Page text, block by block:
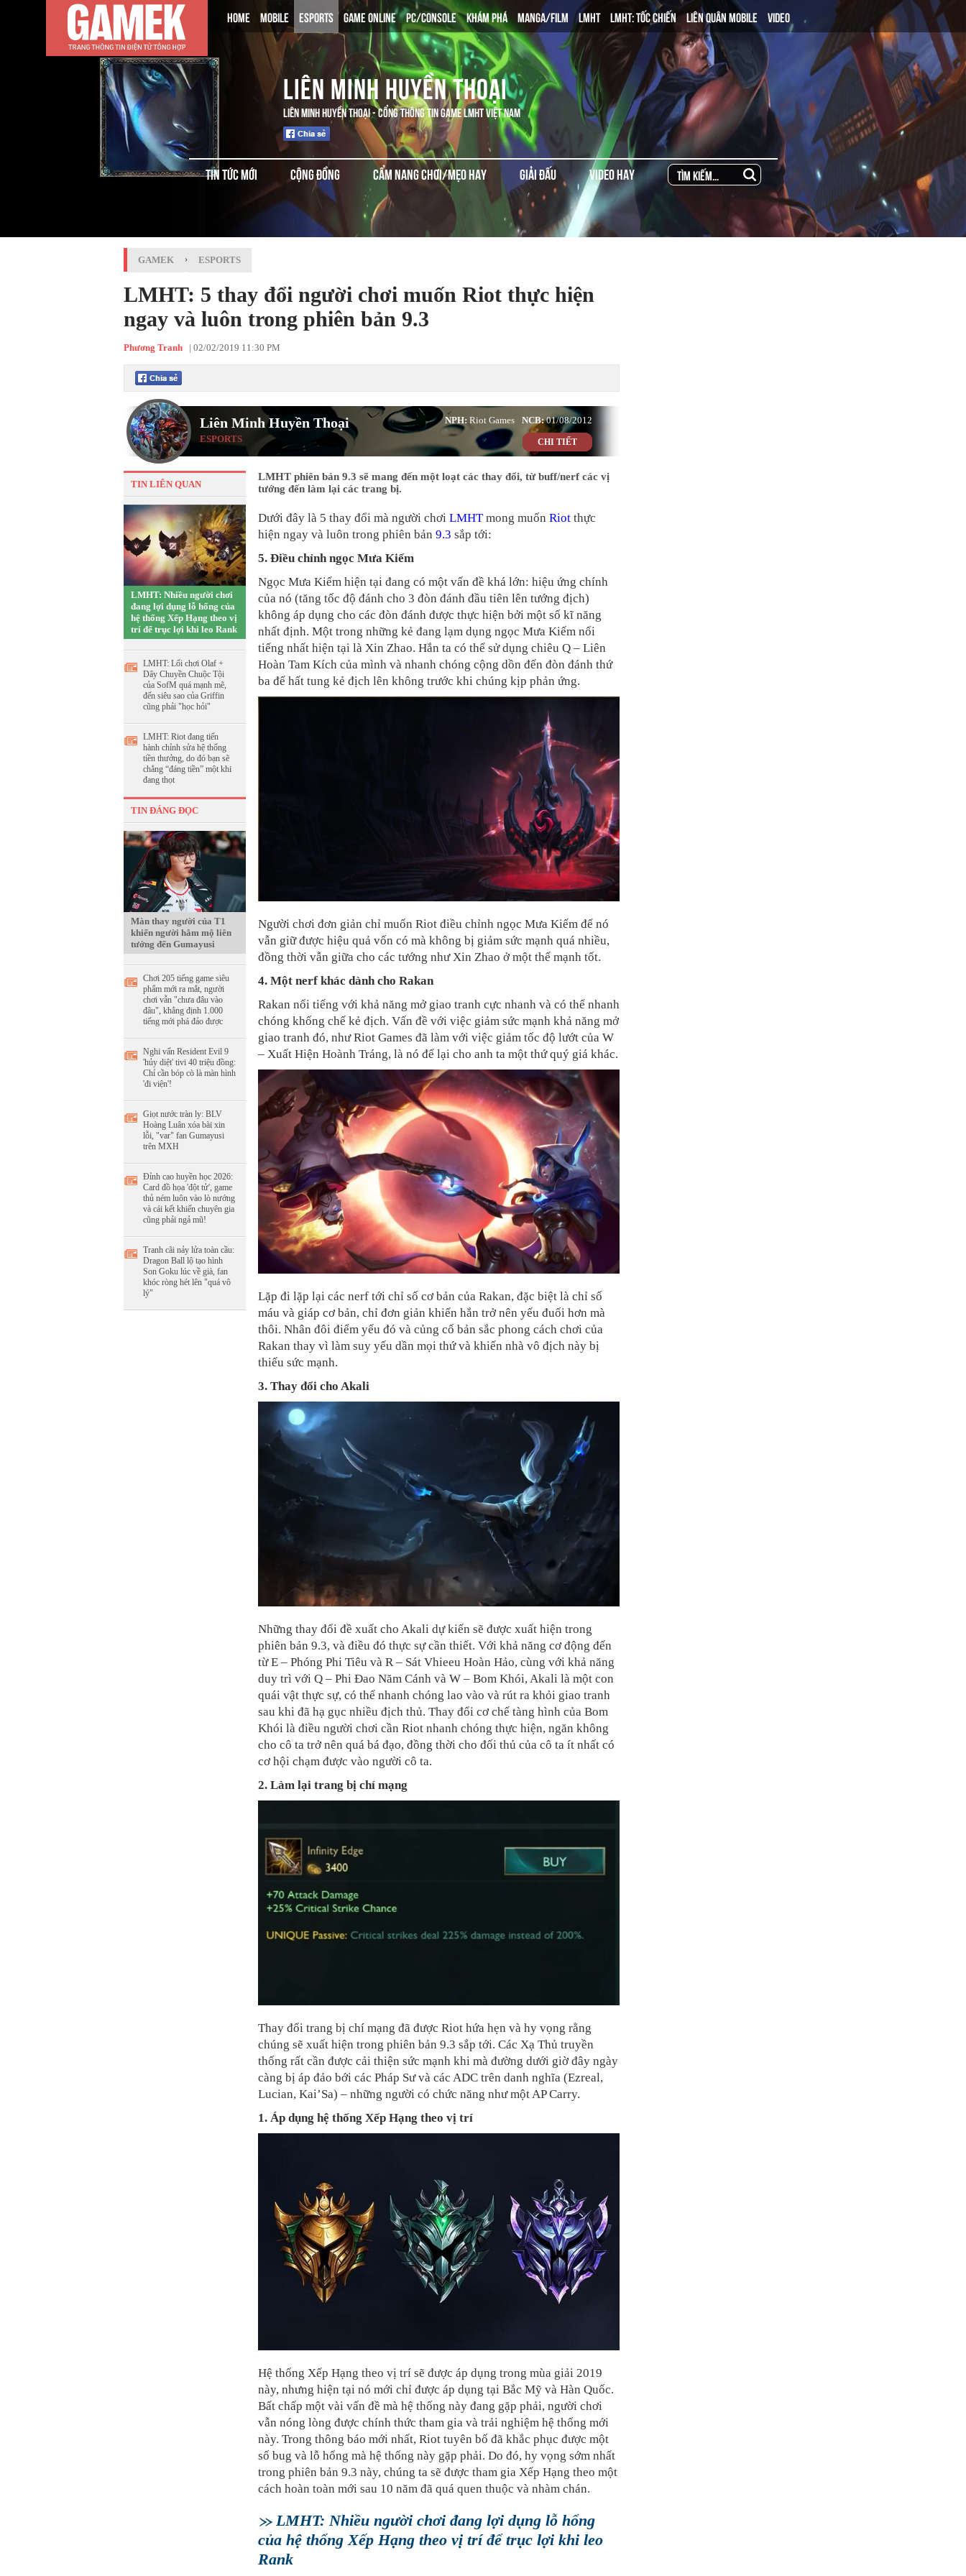
HOME MOBILE ESPORTS GAME ONLINE PC/CONSOLE KHÁM PHÁ MANGA/FILM LMHT LMHT: TỐC CHIẾN LIÊN QUÂN MOBILE VIDEO
LIÊN MINH HUYỀN THOẠI
LIÊN MINH HUYỀN THOẠI - CỔNG THÔNG TIN GAME LMHT VIỆT NAM
TIN TỨC MỚI CỘNG ĐỒNG CẨM NANG CHƠI/MẸO HAY GIẢI ĐẤU VIDEO HAY
GAMEK › ESPORTS
LMHT: 5 thay đổi người chơi muốn Riot thực hiện
ngay và luôn trong phiên bản 9.3
Phương Tranh | 02/02/2019 11:30 PM
Liên Minh Huyền Thoại
ESPORTS
01/08/2012
NCB:
Riot Games
NPH:
CHI TIẾT
TIN LIÊN QUAN
LMHT: Nhiều người chơi
đang lợi dụng lỗ hổng của
hệ thống Xếp Hạng theo vị
trí để trục lợi khi leo Rank
LMHT: Lối chơi Olaf +
Dây Chuyền Chuộc Tội
của SofM quá mạnh mẽ,
đến siêu sao của Griffin
cũng phải "học hỏi"
LMHT: Riot đang tiến
hành chỉnh sửa hệ thống
tiền thưởng, do đó bạn sẽ
chẳng “đáng tiền” một khi
đang thọt
TIN ĐÁNG ĐỌC
Màn thay người của T1
khiến người hâm mộ liên
tưởng đến Gumayusi
Chơi 205 tiếng game siêu
phẩm mới ra mắt, người
chơi vẫn "chưa đâu vào
đâu", khẳng định 1.000
tiếng mới phá đảo được
Nghi vấn Resident Evil 9
'hủy diệt' tivi 40 triệu đồng:
Chỉ cần bóp cò là màn hình
'đi viện'!
Giọt nước tràn ly: BLV
Hoàng Luân xóa bài xin
lỗi, "var" fan Gumayusi
trên MXH
Đỉnh cao huyền học 2026:
Card đồ họa 'đột tử', game
thủ ném luôn vào lò nướng
và cái kết khiến chuyên gia
cũng phải ngả mũ!
Tranh cãi nảy lửa toàn cầu:
Dragon Ball lộ tạo hình
Son Goku lúc về già, fan
khóc ròng hét lên "quá vô
lý"
LMHT phiên bản 9.3 sẽ mang đến một loạt các thay đổi, từ buff/nerf các vị
tướng đến làm lại các trang bị.
Dưới đây là 5 thay đổi mà người chơi LMHTmong muốn Riot thực
hiện ngay và luôn trong phiên bản 9.3 sắp tới:
5. Điều chỉnh ngọc Mưa Kiếm
Ngọc Mưa Kiếm hiện tại đang có một vấn đề khá lớn: hiệu ứng chính
của nó (tăng tốc độ đánh cho 3 đòn đánh đầu tiên lên tướng địch)
không áp dụng cho các đòn đánh được thực hiện bởi một số kĩ năng
nhất định. Một trong những kẻ đang lạm dụng ngọc Mưa Kiếm nổi
tiếng nhất hiện tại là Xin Zhao. Hắn ta có thể sử dụng chiêu Q – Liên
Hoàn Tam Kích của mình và nhanh chóng cộng dồn đến đòn đánh thứ
ba để hất tung kẻ địch lên không trước khi chúng kịp phản ứng.
Người chơi đơn giản chỉ muốn Riot điều chỉnh ngọc Mưa Kiếm để nó
vẫn giữ được hiệu quả vốn có mà không bị giảm sức mạnh quá nhiều,
đồng thời vẫn giữa cho các tướng như Xin Zhao ở một thế mạnh tốt.
4. Một nerf khác dành cho Rakan
Rakan nổi tiếng với khả năng mở giao tranh cực nhanh và có thể nhanh
chóng khống chế kẻ địch. Vấn đề với việc giảm sức mạnh khả năng mở
giao tranh đó, như Riot Games đã làm với việc giảm tốc độ lướt của W
– Xuất Hiện Hoành Tráng, là nó để lại cho anh ta một thứ quý giá khác.
Lặp đi lặp lại các nerf tới chỉ số cơ bản của Rakan, đặc biệt là chỉ số
máu và giáp cơ bản, chỉ đơn giản khiến hắn trở nên yếu đuối hơn mà
thôi. Nhân đôi điểm yếu đó và củng cố bản sắc phong cách chơi của
Rakan thay vì làm suy yếu dần mọi thứ và khiến nhà vô địch này bị
thiếu sức mạnh.
3. Thay đổi cho Akali
Những thay đổi đề xuất cho Akali dự kiến sẽ được xuất hiện trong
phiên bản 9.3, và điều đó thực sự cần thiết. Với khả năng cơ động đến
từ E – Phóng Phi Tiêu và R – Sát Vhieeu Hoàn Hảo, cùng với khả năng
duy trì với Q – Phi Đao Năm Cánh và W – Bom Khói, Akali là một con
quái vật thực sự, có thể nhanh chóng lao vào và rút ra khỏi giao tranh
sau khi đã hạ gục nhiều địch thủ. Thay đổi cơ chế tàng hình của Bom
Khói là điều người chơi cần Riot nhanh chóng thực hiện, ngăn không
cho cô ta trở nên quá bá đạo, đồng thời cho đối thủ của cô ta ít nhất có
cơ hội chạm được vào người cô ta.
2. Làm lại trang bị chí mạng
Thay đổi trang bị chí mạng đã được Riot hứa hẹn và hy vọng rằng
chúng sẽ xuất hiện trong phiên bản 9.3 sắp tới. Các Xạ Thủ truyền
thống rất cần được cải thiện sức mạnh khi mà đường dưới giờ đây ngày
càng bị áp đảo bới các Pháp Sư và các ADC trên danh nghĩa (Ezreal,
Lucian, Kai’Sa) – những người có chức năng như một AP Carry.
1. Áp dụng hệ thống Xếp Hạng theo vị trí
Hệ thống Xếp Hạng theo vị trí sẽ được áp dụng trong mùa giải 2019
này, nhưng hiện tại nó mới chỉ được áp dụng tại Bắc Mỹ và Hàn Quốc.
Bất chấp một vài vấn đề mà hệ thống này đang gặp phải, người chơi
vẫn nóng lòng được chính thức tham gia và trải nghiệm hệ thống mới
này. Trong thông báo mới nhất, Riot tuyên bố đã khắc phục được một
số bug và lỗ hổng mà hệ thống này gặp phải. Do đó, hy vọng sớm nhất
trong phiên bản 9.3 này, chúng ta sẽ được tham gia Xếp Hạng theo một
cách hoàn toàn mới sau 10 năm đã quá quen thuộc và nhàm chán.
LMHT: Nhiều người chơi đang lợi dụng lỗ hổng
của hệ thống Xếp Hạng theo vị trí để trục lợi khi leo
Rank